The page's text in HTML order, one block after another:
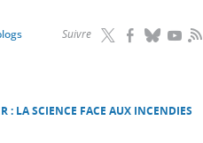
Suivre RSS
: LA SCIENCE FACE AUX INCENDIES